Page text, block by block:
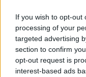
If you wish to opt-out
processing of your
targeted advertising
section to confirm
opt-out request is
interest-based ads
kirívóan sokat,
karaktere,
ahol Cissy